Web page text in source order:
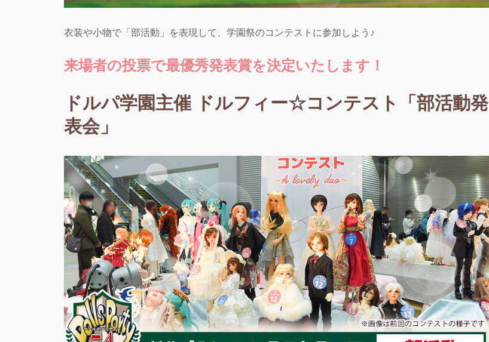
衣装や小物で「部活動」を表現して、学園祭のコンテストに参加しよう♪
来場者の投票で最優秀発表賞を決定いたします！
ドルパ学園主催 ドルフィー☆コンテスト「部活動発
表会」